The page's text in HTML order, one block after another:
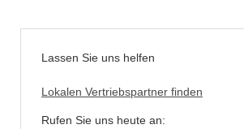
Lassen Sie uns helfen
Lokalen Vertriebspartner finden
Rufen Sie uns heute an: